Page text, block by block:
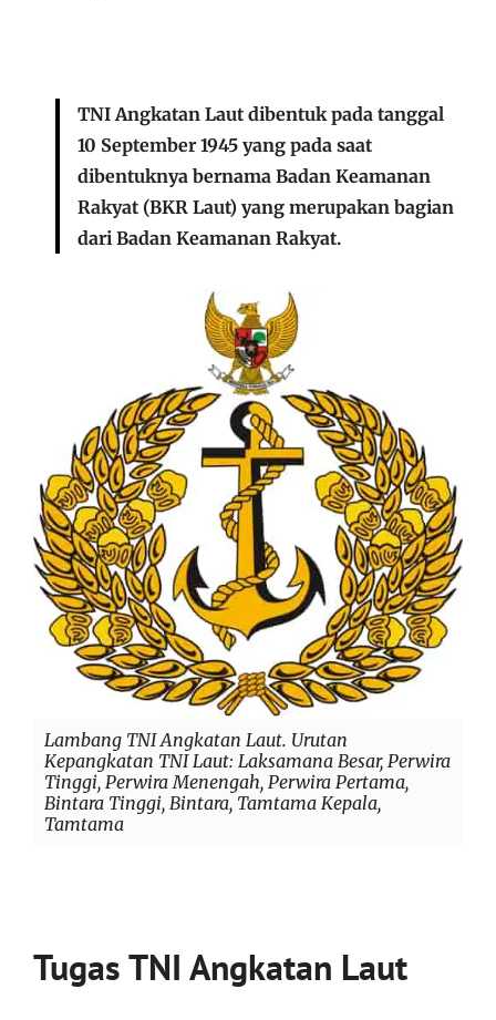
TNI Angkatan Laut dibentuk pada tanggal
10 September 1945 yang pada saat
dibentuknya bernama Badan Keamanan
Rakyat (BKR Laut) yang merupakan bagian
dari Badan Keamanan Rakyat.
Lambang TNI Angkatan Laut. Urutan
Kepangkatan TNI Laut: Laksamana Besar, Perwira
Tinggi, Perwira Menengah, Perwira Pertama,
Bintara Tinggi, Bintara, Tamtama Kepala,
Tamtama
Tugas TNI Angkatan Laut